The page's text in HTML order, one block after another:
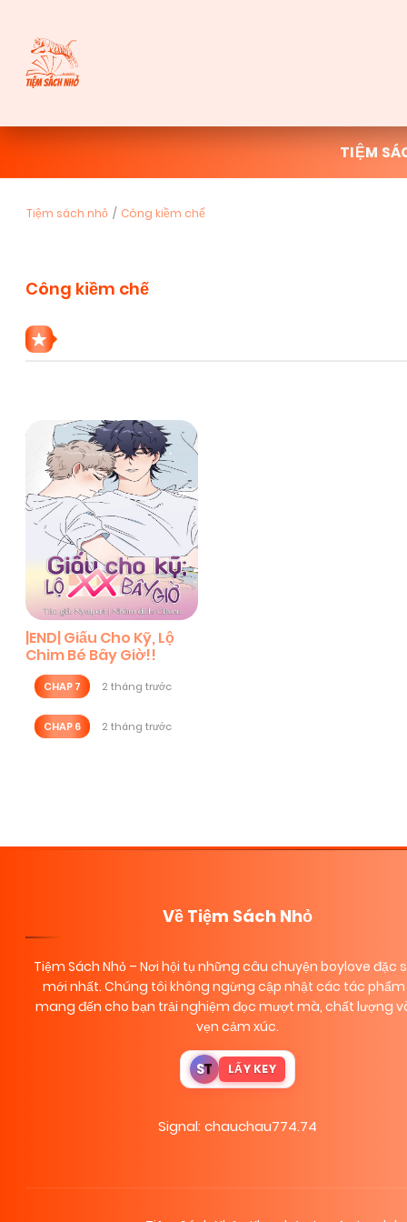
TIỆM
Tiệm sách nhỏ Công kiềm chế
Công kiềm chế
|END| Giấu Cho Kỹ, Lộ
Chim Bé Bây Giờ!!
CHAP 7 2 tháng trước
CHAP 6 2 tháng trước
Về Tiệm Sách Nhỏ
Tiệm Sách Nhỏ – Nơi hội tụ những câu chuyện boylove đặc
mới nhất. Chúng tôi không ngừng cập nhật các tác phẩm
mang đến cho bạn trải nghiệm đọc mượt mà, chất lượng
vẹn cảm xúc.
ST LẤY KEY
Signal: chauchau774.74